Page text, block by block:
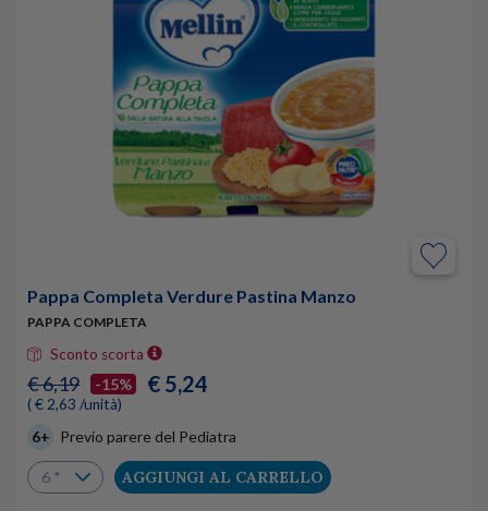
Pappa Completa Verdure Pastina Manzo
PAPPA COMPLETA
Sconto scorta
€ 6,19 -15% € 5,24
( € 2,63 /unità)
6+ Previo parere del Pediatra
AGGIUNGI AL CARRELLO